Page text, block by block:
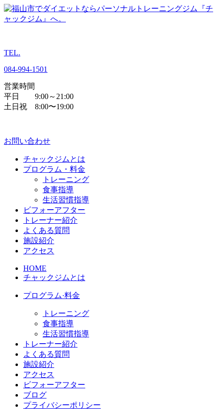
TEL.
084-994-1501
営業時間
平日 9:00～21:00
土日祝 8:00〜19:00
お問い合わせ
チャックジムとは
プログラム・料金
トレーニング
食事指導
生活習慣指導
ビフォーアフター
トレーナー紹介
よくある質問
施設紹介
アクセス
HOME
チャックジムとは
プログラム·料金
トレーニング
食事指導
生活習慣指導
トレーナー紹介
よくある質問
施設紹介
アクセス
ビフォーアフター
ブログ
プライバシーポリシー